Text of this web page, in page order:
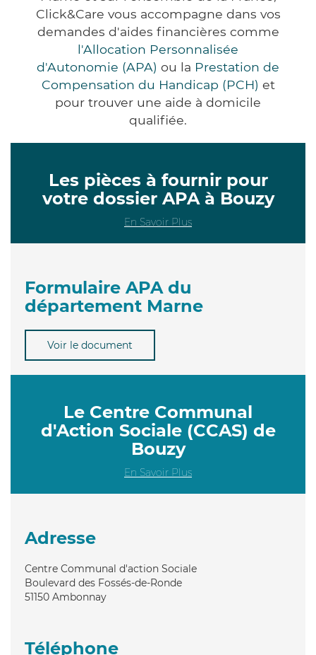
Click&Care vous accompagne dans vos
demandes d'aides financières comme
l'Allocation Personnalisée
d'Autonomie (APA) ou la Prestation de
Compensation du Handicap (PCH) et
pour trouver une aide à domicile
qualifiée.
Les pièces à fournir pour
votre dossier APA à Bouzy
En Savoir Plus
Formulaire APA du
département Marne
Voir le document
Le Centre Communal
d'Action Sociale (CCAS) de
Bouzy
En Savoir Plus
Adresse
Centre Communal d'action Sociale
Boulevard des Fossés-de-Ronde
51150 Ambonnay
Téléphone